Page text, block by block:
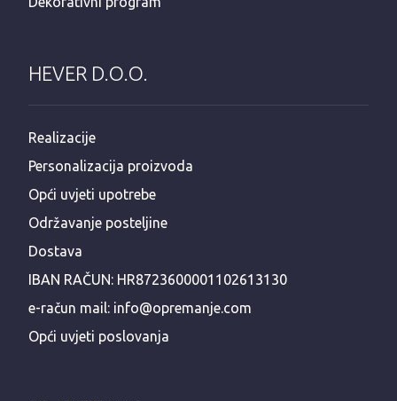
HEVER D.O.O.
Realizacije
Personalizacija proizvoda
Opći uvjeti upotrebe
Održavanje posteljine
Dostava
IBAN RAČUN: HR8723600001102613130
e-račun mail: info@opremanje.com
Opći uvjeti poslovanja